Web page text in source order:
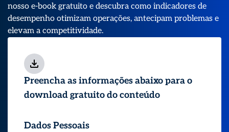
nosso e-book gratuito e descubra como indicadores de
desempenho otimizam operações, antecipam problemas e
elevam a competitividade.
Preencha as informações abaixo para o
download gratuito do conteúdo
Dados Pessoais